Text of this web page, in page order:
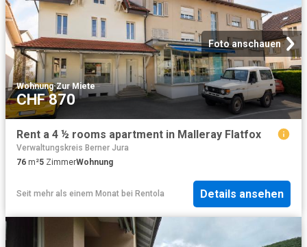
Foto anschauen
Wohnung·Zur Miete
CHF 870
Rent a 4 ½ rooms apartment in Malleray Flatfox
Verwaltungskreis Berner Jura
76 m²5 ZimmerWohnung
Seit mehr als einem Monat bei Rentola Details ansehen